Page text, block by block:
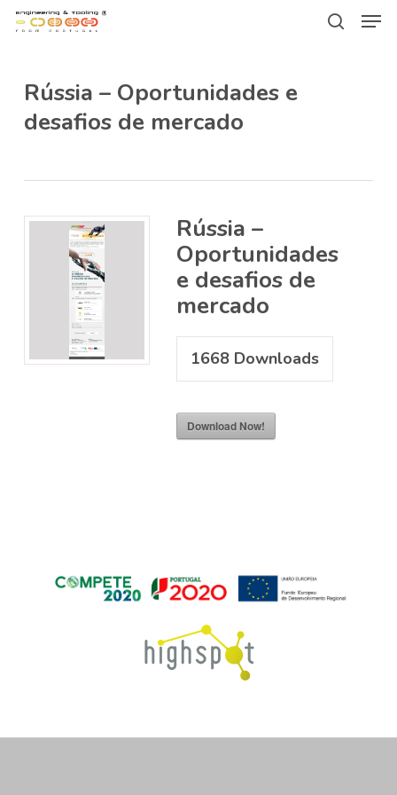
Skip
contentRússia – Oportunidades e
desafios de mercado
Rússia –
Oportunidades
e desafios de
mercado
1668Downloads
Download Now!
Menu